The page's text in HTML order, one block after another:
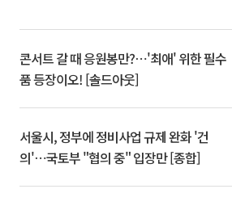
콘서트 갈 때 응원봉만?⋯'최애' 위한 필수
품 등장이오! [솔드아웃]
서울시, 정부에 정비사업 규제 완화 '건
의'⋯국토부 "협의 중" 입장만 [종합]